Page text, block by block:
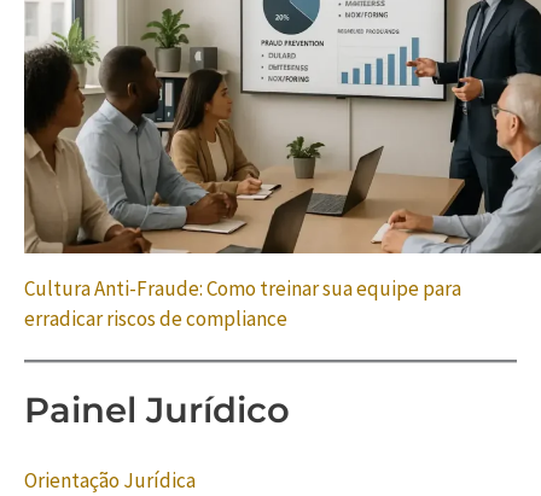
Cultura Anti-Fraude: Como treinar sua equipe para
erradicar riscos de compliance
Painel Jurídico
Orientação Jurídica